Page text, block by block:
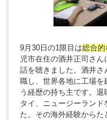
9月30日の1限目は総合的
児市在住の酒井正司さ
話を聴きました。酒井
職し、世界各地に工場
う経歴の持ち主です。退
タイ、ニュージーラン
た。その海外経験から